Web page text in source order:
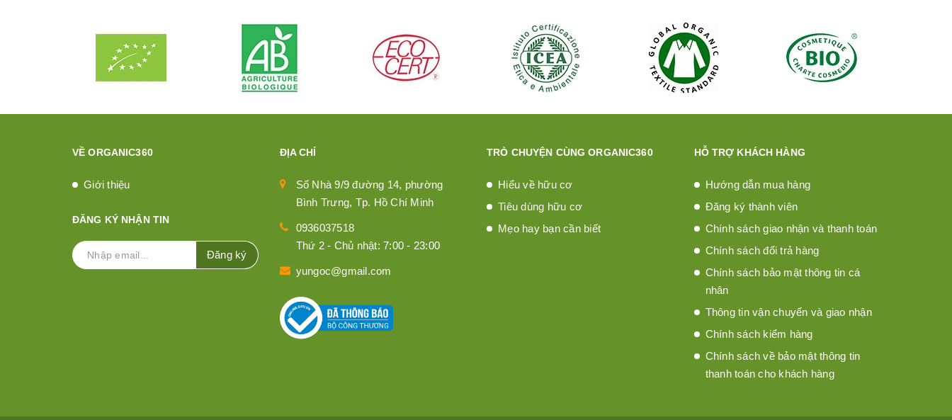
VỀ ORGANIC360
Giới thiệu
ĐĂNG KÝ NHẬN TIN
Đăng ký
ĐỊA CHỈ
Số Nhà 9/9 đường 14, phường
Bình Trưng, Tp. Hồ Chí Minh
0936037518
Thứ 2 - Chủ nhật: 7:00 - 23:00
yungoc@gmail.com
TRÒ CHUYỆN CÙNG ORGANIC360
Hiểu về hữu cơ
Tiêu dùng hữu cơ
Mẹo hay bạn cần biết
HỖ TRỢ KHÁCH HÀNG
Hướng dẫn mua hàng
Đăng ký thành viên
Chính sách giao nhận và thanh toán
Chính sách đổi trả hàng
Chính sách bảo mật thông tin cá
nhân
Thông tin vận chuyển và giao nhận
Chính sách kiểm hàng
Chính sách về bảo mật thông tin
thanh toán cho khách hàng